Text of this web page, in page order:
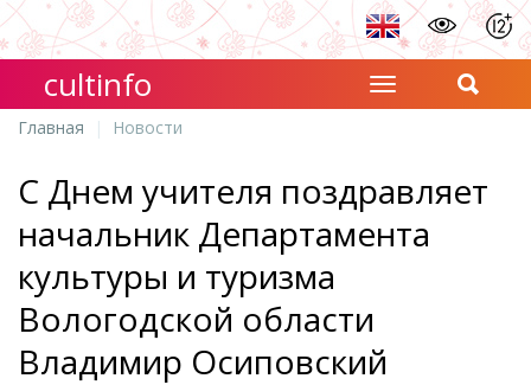
cultinfo
Главная Новости
С Днем учителя поздравляет
начальник Департамента
культуры и туризма
Вологодской области
Владимир Осиповский